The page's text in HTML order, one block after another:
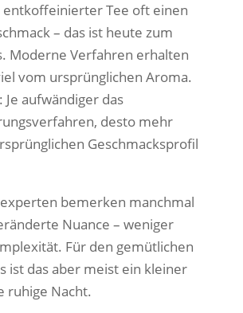
Tee oft einen
– das ist heute zum
Moderne Verfahren erhalten
vom ursprünglichen Aroma.
Je aufwändiger das
desto mehr
Geschmacksprofil
bemerken manchmal
Nuance – weniger
Für den gemütlichen
ist das aber meist ein kleiner
ruhige Nacht.